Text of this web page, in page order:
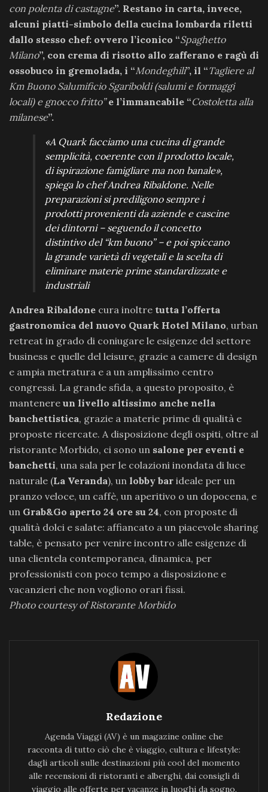
con polenta di castagne”. Restano in carta, invece,
alcuni piatti-simbolo della cucina lombarda riletti
dallo stesso chef: ovvero l’iconico “Spaghetto
Milano”, con crema di risotto allo zafferano e ragù di
ossobuco in gremolada, i “Mondeghili”, il “Tagliere al
Km Buono Salumificio Sgariboldi (salumi e formaggi
locali) e gnocco fritto”e l’immancabile “Costoletta alla
milanese”.
«A Quark facciamo una cucina di grande
semplicità, coerente con il prodotto locale,
di ispirazione famigliare ma non banale»,
spiega lo chef Andrea Ribaldone. Nelle
preparazioni si prediligono sempre i
prodotti provenienti da aziende e cascine
dei dintorni – seguendo il concetto
distintivo del “km buono” – e poi spiccano
la grande varietà di vegetali e la scelta di
eliminare materie prime standardizzate e
industriali
Andrea Ribaldone cura inoltre tutta l’offerta
gastronomica del nuovo Quark Hotel Milano, urban
retreat in grado di coniugare le esigenze del settore
business e quelle del leisure, grazie a camere di design
e ampia metratura e a un amplissimo centro
congressi. La grande sfida, a questo proposito, è
mantenere un livello altissimo anche nella
banchettistica, grazie a materie prime di qualità e
proposte ricercate. A disposizione degli ospiti, oltre al
ristorante Morbido, ci sono un salone per eventi e
banchetti, una sala per le colazioni inondata di luce
naturale (La Veranda), un lobby bar ideale per un
pranzo veloce, un caffè, un aperitivo o un dopocena, e
un Grab&Go aperto 24 ore su 24, con proposte di
qualità dolci e salate: affiancato a un piacevole sharing
table, è pensato per venire incontro alle esigenze di
una clientela contemporanea, dinamica, per
professionisti con poco tempo a disposizione e
vacanzieri che non vogliono orari fissi.
Photo courtesy of Ristorante Morbido
Redazione
Agenda Viaggi (AV) è un magazine online che
racconta di tutto ciò che è viaggio, cultura e lifestyle:
dagli articoli sulle destinazioni più cool del momento
alle recensioni di ristoranti e alberghi, dai consigli di
viaggio alle offerte per vacanze in luoghi da sogno,